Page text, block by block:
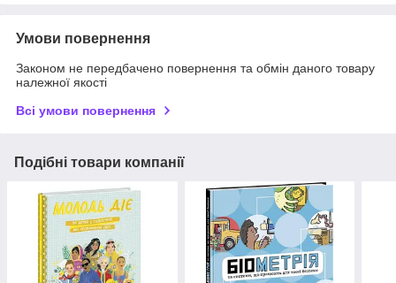
Умови повернення
Законом не передбачено повернення та обмін даного товару
належної якості
Всі умови повернення
Подібні товари компанії